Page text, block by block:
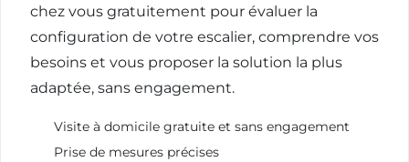
chez vous gratuitement pour évaluer la
configuration de votre escalier, comprendre vos
besoins et vous proposer la solution la plus
adaptée, sans engagement.
Visite à domicile gratuite et sans engagement
Prise de mesures précises